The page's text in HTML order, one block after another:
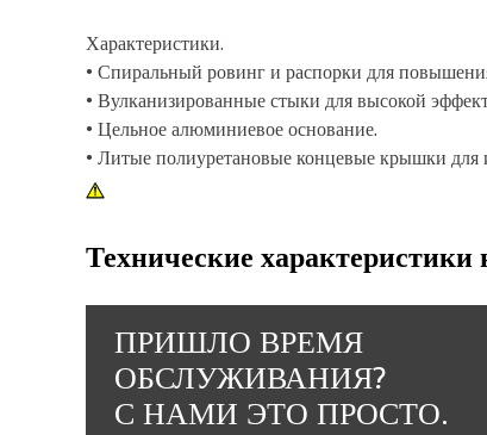
Характеристики.
• Спиральный ровинг и распорки для
• Вулканизированные стыки для высокой
• Цельное алюминиевое основание.
• Литые полиуретановые концевые крышки для
Технические характеристики
ПРИШЛО ВРЕМЯ
ОБСЛУЖИВАНИЯ?
С НАМИ ЭТО ПРОСТО.